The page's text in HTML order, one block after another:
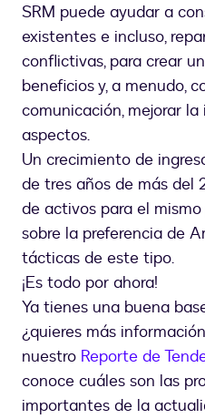
SRM puede ayudar a
existentes e incluso,
conflictivas, para crear
beneficios y, a menudo,
comunicación, mejorar
aspectos.
Un crecimiento de
de tres años de más del
de activos para el
sobre la preferencia de
tácticas de este tipo.
¡Es todo por ahora!
Ya tienes una buena
¿quieres más
nuestro Reporte de
conoce cuáles son las
importantes de la